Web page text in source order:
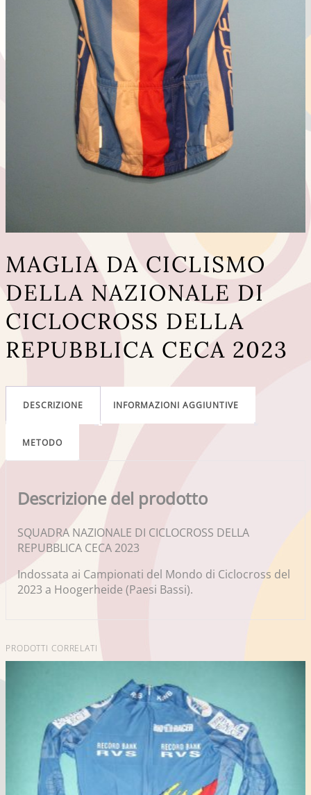
MAGLIA DA CICLISMO
DELLA NAZIONALE DI
CICLOCROSS DELLA
REPUBBLICA CECA 2023
DESCRIZIONE INFORMAZIONI AGGIUNTIVE
METODO
Descrizione del prodotto
SQUADRA NAZIONALE DI CICLOCROSS DELLA
REPUBBLICA CECA 2023
Indossata ai Campionati del Mondo di Ciclocross del
2023 a Hoogerheide (Paesi Bassi).
PRODOTTI CORRELATI